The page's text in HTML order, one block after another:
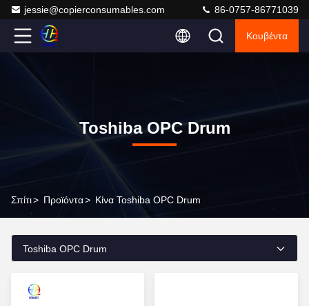
jessie@copierconsumables.com 86-0757-86771039
Κουβέντα
Toshiba OPC Drum
Σπίτι> Προϊόντα> Κίνα Toshiba OPC Drum
Toshiba OPC Drum